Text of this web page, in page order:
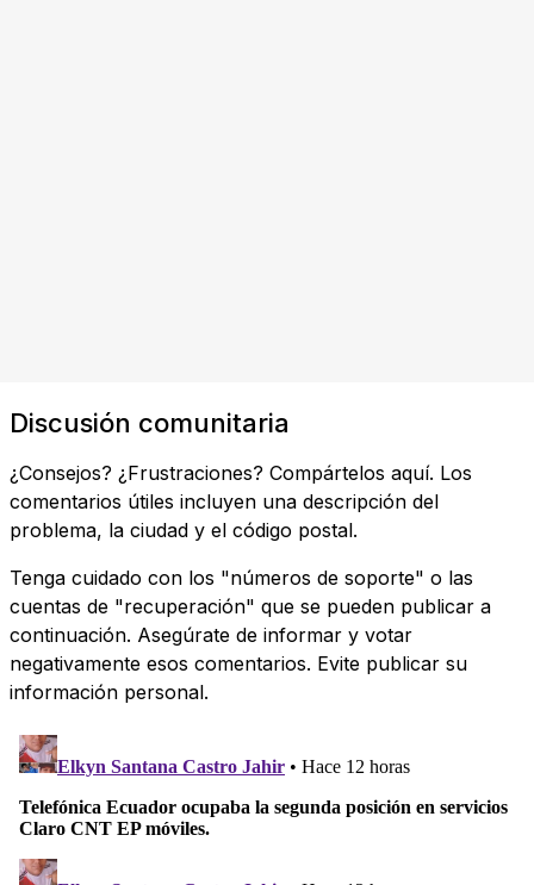
Discusión comunitaria
¿Consejos? ¿Frustraciones? Compártelos aquí. Los
comentarios útiles incluyen una descripción del
problema, la ciudad y el código postal.
Tenga cuidado con los "números de soporte" o las
cuentas de "recuperación" que se pueden publicar a
continuación. Asegúrate de informar y votar
negativamente esos comentarios. Evite publicar su
información personal.